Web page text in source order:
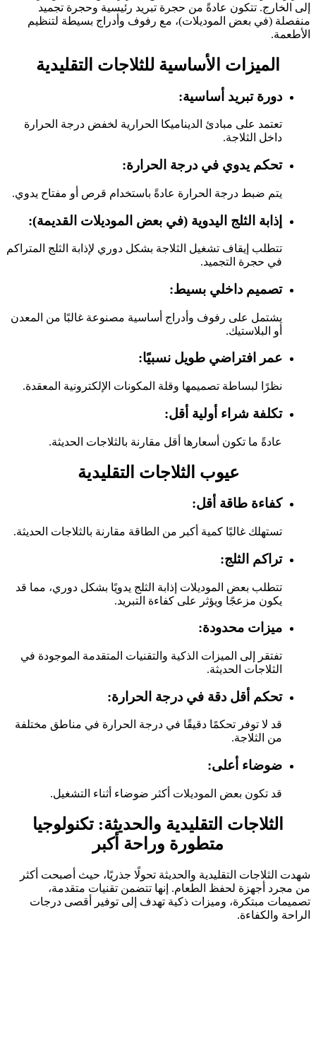
إلى الخارج. تتكون عادةً من حجرة تبريد رئيسية وحجرة تجميد
منفصلة (في بعض الموديلات)، مع رفوف وأدراج بسيطة لتنظيم
الأطعمة.
الميزات الأساسية للثلاجات التقليدية
دورة تبريد أساسية:
تعتمد على مبادئ الديناميكا الحرارية لخفض درجة الحرارة
داخل الثلاجة.
تحكم يدوي في درجة الحرارة:
يتم ضبط درجة الحرارة عادةً باستخدام قرص أو مفتاح يدوي.
إذابة الثلج اليدوية (في بعض الموديلات القديمة):
تتطلب إيقاف تشغيل الثلاجة بشكل دوري لإذابة الثلج المتراكم
في حجرة التجميد.
تصميم داخلي بسيط:
يشتمل على رفوف وأدراج أساسية مصنوعة غالبًا من المعدن
أو البلاستيك.
عمر افتراضي طويل نسبيًا:
نظرًا لبساطة تصميمها وقلة المكونات الإلكترونية المعقدة.
تكلفة شراء أولية أقل:
عادةً ما تكون أسعارها أقل مقارنة بالثلاجات الحديثة.
عيوب الثلاجات التقليدية
كفاءة طاقة أقل:
تستهلك غالبًا كمية أكبر من الطاقة مقارنة بالثلاجات الحديثة.
تراكم الثلج:
تتطلب بعض الموديلات إذابة الثلج يدويًا بشكل دوري، مما قد
يكون مزعجًا ويؤثر على كفاءة التبريد.
ميزات محدودة:
تفتقر إلى الميزات الذكية والتقنيات المتقدمة الموجودة في
الثلاجات الحديثة.
تحكم أقل دقة في درجة الحرارة:
قد لا توفر تحكمًا دقيقًا في درجة الحرارة في مناطق مختلفة
من الثلاجة.
ضوضاء أعلى:
قد تكون بعض الموديلات أكثر ضوضاء أثناء التشغيل.
الثلاجات التقليدية والحديثة: تكنولوجيا
متطورة وراحة أكبر
شهدت الثلاجات التقليدية والحديثة تحولًا جذريًا، حيث أصبحت أكثر
من مجرد أجهزة لحفظ الطعام. إنها تتضمن تقنيات متقدمة،
تصميمات مبتكرة، وميزات ذكية تهدف إلى توفير أقصى درجات
الراحة والكفاءة.